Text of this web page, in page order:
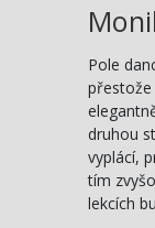
Pole
druhou
vyplácí,
tím
lekcích